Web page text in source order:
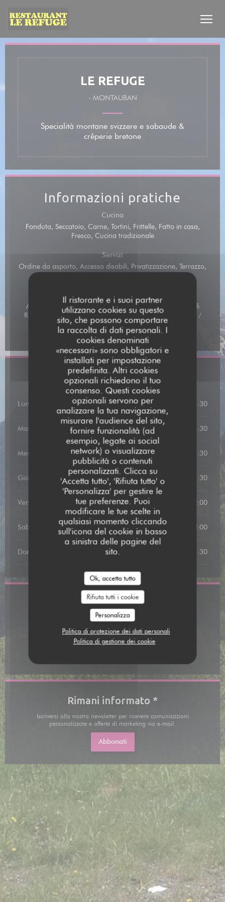
Il ristorante e i suoi partner
utilizzano cookies su questo
sito, che possono comportare
la raccolta di dati personali. I
cookies denominati
«necessari» sono obbligatori e
installati per impostazione
predefinita. Altri cookies
opzionali richiedono il tuo
consenso. Questi cookies
opzionali servono per
analizzare la tua navigazione,
misurare l'audience del sito,
fornire funzionalità (ad
esempio, legate ai social
network) o visualizzare
pubblicità o contenuti
personalizzati. Clicca su
'Accetta tutto', 'Rifiuta tutto' o
'Personalizza' per gestire le
tue preferenze. Puoi
modificare le tue scelte in
qualsiasi momento cliccando
sull'icona del cookie in basso
a sinistra delle pagine del
sito.
Ok, accetta tutto
Rifiuta tutti i cookie
Personalizza
Politica di protezione dei dati personali
Politica di gestione dei cookie
LE REFUGE
- MONTAUBAN
Specialità montane svizzere e sabaude &
crêperie bretone
Informazioni pratiche
Cucina
Fonduta, Seccatoio, Carne, Tortini, Frittelle, Fatto in casa,
Fresco, Cucina tradizionale
Servizi
Ordine da asporto, Accesso disabili, Privatizzazione, Terrazzo,
Metodo di pagamento
Assegni vacanza digitali, Amex, Pagamento mobile, Titoli
Restaurant, Buoni pasto, Contactless Payment, Eurocard /
Mastercard, Contanti, Visa, Buoni vacanza, American
Express, Bancomat
Orari
Lunedi 12:00 - 13:00 19:00 - 21:30
Martedi 19:00 - 21:30
Mercoledi 19:00 - 21:30
Giovedi 19:00 - 21:30
Venerdi 12:00 - 13:00 19:00 - 22:00
Sabato 12:00 - 13:15 19:00 - 22:00
Domenica 12:00 - 13:15 19:00 - 21:30
Indirizzo
31 Rue de la Comédie, 82000 Montauban
05 63 91 58 06
Facebook ((apre una nuova
Instagram ((apre una
Rimani informato *
Iscriversi alla nostra newsletter per ricevere comunicazioni
personalizzate e offerte di marketing via e-mail.
Abbonati